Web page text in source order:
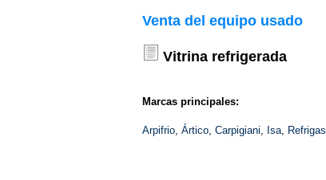
Venta del equipo usado
Vitrina refrigerada
Marcas principales:
Arpifrio, Ártico, Carpigiani, Isa, Refrigas